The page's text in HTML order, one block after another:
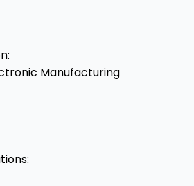
:
Manufacturing
: